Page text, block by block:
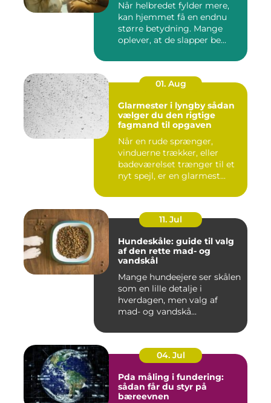
Når helbredet fylder mere,
kan hjemmet få en endnu
større betydning. Mange
oplever, at de slapper be...
01. Aug
Glarmester i lyngby sådan
vælger du den rigtige
fagmand til opgaven
Når en rude sprænger,
vinduerne trækker, eller
badeværelset trænger til et
nyt spejl, er en glarmest...
11. Jul
Hundeskåle: guide til valg
af den rette mad- og
vandskål
Mange hundeejere ser skålen
som en lille detalje i
hverdagen, men valg af
mad- og vandskå...
04. Jul
Pda måling i fundering:
sådan får du styr på
bæreevnen